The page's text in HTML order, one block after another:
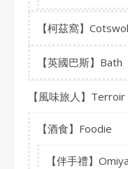
【柯茲窩】
【英國巴斯】Bath
【風味旅人】Terroir
【酒食】Foodie
【伴手禮】